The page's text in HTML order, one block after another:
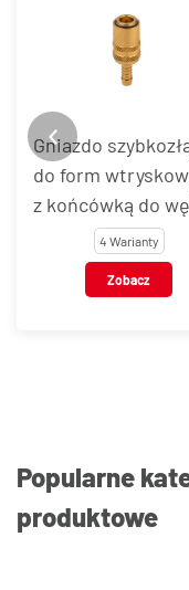
Gniazdo
do form
z końcówką do
zaworem, DYROS
seria 6
4 Warianty
Zobacz
Popularne
produktowe